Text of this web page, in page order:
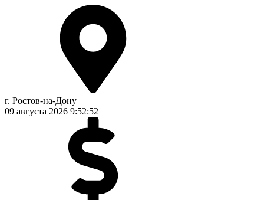
г. Ростов-на-Дону
09 августа 2026 9:52:52